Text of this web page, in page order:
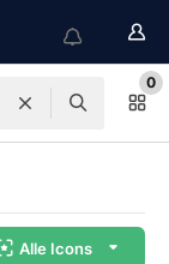
0
Alle Icons